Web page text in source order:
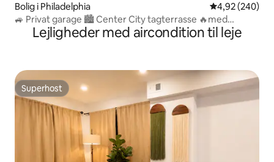
Bolig i Philadelphia 4,92 ud af 5 i
4,92 (240)
🚙 Privat garage 🏙 Center City tagterrasse 🔥med
boblebad
Lejligheder med aircondition til leje
Superhost
Superhost